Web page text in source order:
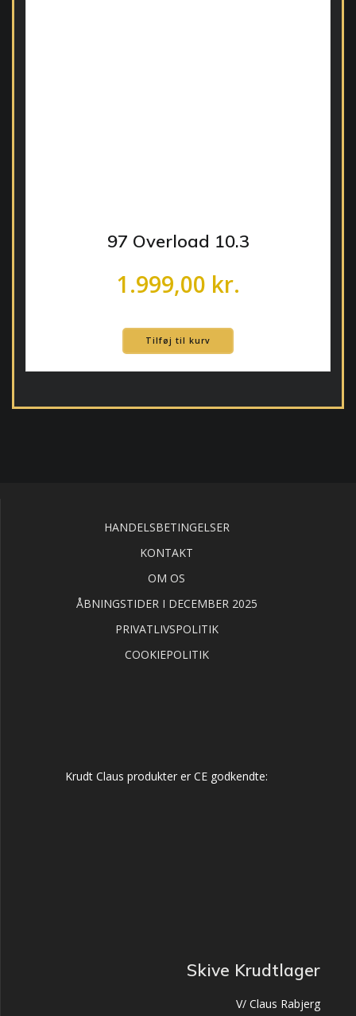
97 Overload 10.3
1.999,00 kr.
Tilføj til kurv
HANDELSBETINGELSER
KONTAKT
OM OS
ÅBNINGSTIDER I DECEMBER 2025
PRIVATLIVSPOLITIK
COOKIEPOLITIK
Krudt Claus produkter er CE godkendte:
Skive Krudtlager
V/ Claus Rabjerg